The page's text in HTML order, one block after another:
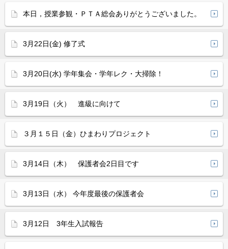
本日，授業参観・ＰＴＡ総会ありがとうございました。
3月22日(金) 修了式
3月20日(水) 学年集会・学年レク・大掃除！
3月19日（火） 進級に向けて
３月１５日（金）ひまわりプロジェクト
3月14日（木） 保護者会2日目です
3月13日（水） 今年度最後の保護者会
3月12日 3年生入試報告